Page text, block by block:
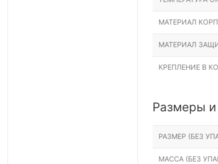
МАТЕРИАЛ
МАТЕРИАЛ
КРЕПЛЕНИЕ В
Размеры
РАЗМЕР (БЕЗ
МАССА (БЕЗ